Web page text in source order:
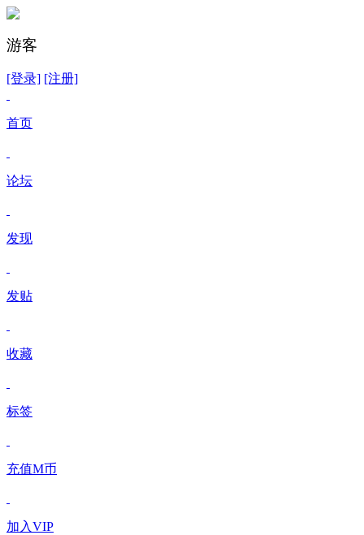
游客
[登录] [注册]
首页
论坛
发现
发贴
收藏
标签
充值M币
加入VIP